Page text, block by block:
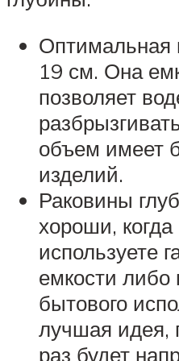
Оптимальная
19 см. Она
позволяет
объем имеет
изделий.
Раковины
хороши,
используете
емкости либо
бытового
лучшая идея,
раз будет